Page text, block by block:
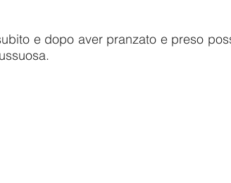
e dopo aver pranzato e preso